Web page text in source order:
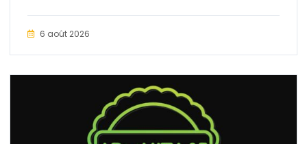
6 août 2026